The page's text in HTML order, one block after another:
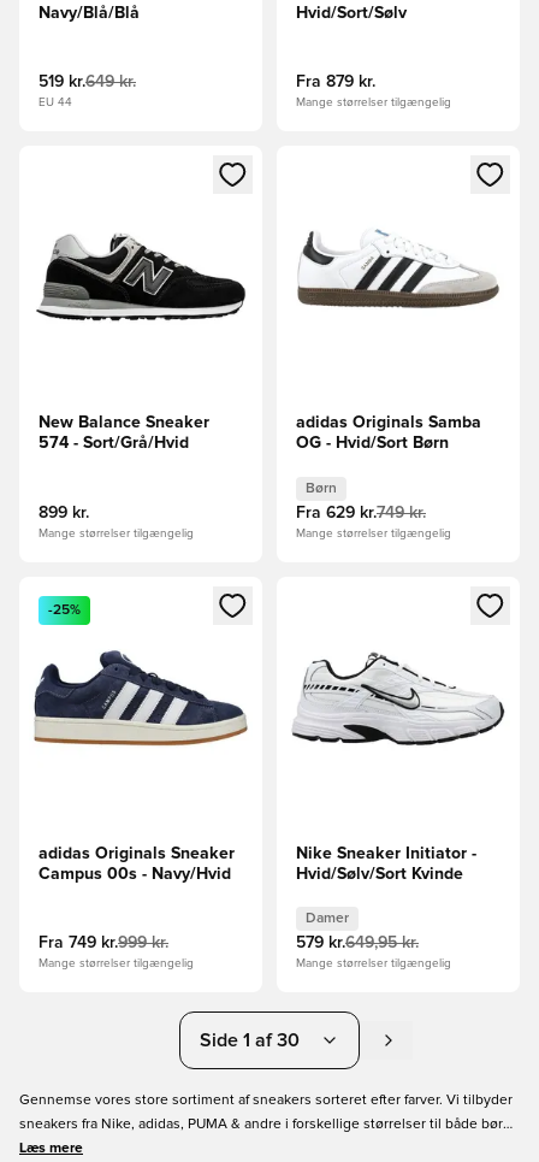
Navy/Blå/Blå
519 kr.649 kr.
EU 44
Hvid/Sort/Sølv
Fra 879 kr.
Mange størrelser tilgængelig
Åbner en Modal til at logge ind eller tilmelde dig som
New Balance Sneaker
574 - Sort/Grå/Hvid
899 kr.
Mange størrelser tilgængelig
Åbner en Modal til at logge
adidas Originals Samba
OG - Hvid/Sort Børn
Børn
Fra 629 kr.749 kr.
Mange størrelser tilgængelig
Åbner en Modal til at logge ind eller tilmelde dig som
-25%
adidas Originals Sneaker
Campus 00s - Navy/Hvid
Fra 749 kr.999 kr.
Mange størrelser tilgængelig
Åbner en Modal til at logge
Nike Sneaker Initiator -
Hvid/Sølv/Sort Kvinde
Damer
579 kr.649,95 kr.
Mange størrelser tilgængelig
Side 1 af 30
Gennemse vores store sortiment af sneakers sorteret efter farver. Vi tilbyder
sneakers fra Nike, adidas, PUMA & andre i forskellige størrelser til både børn
og voksne. Måske foretrækker du dine sneakers i en simpel sort eller hvid
Læs mere